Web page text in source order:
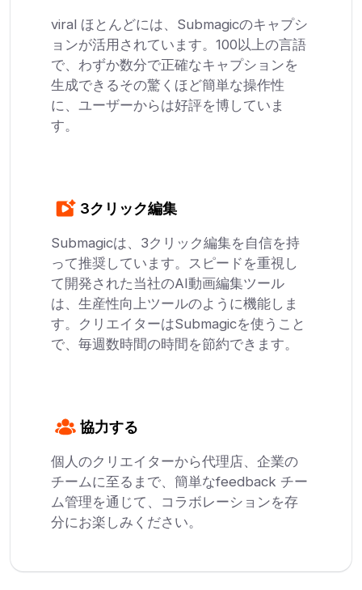
viral ほとんどには、Submagicのキャプシ
ョンが活用されています。100以上の言語
で、わずか数分で正確なキャプションを
生成できるその驚くほど簡単な操作性
に、ユーザーからは好評を博していま
す。
3クリック編集
Submagicは、3クリック編集を自信を持
って推奨しています。スピードを重視し
て開発された当社のAI動画編集ツール
は、生産性向上ツールのように機能しま
す。クリエイターはSubmagicを使うこと
で、毎週数時間の時間を節約できます。
協力する
個人のクリエイターから代理店、企業の
チームに至るまで、簡単なfeedback チー
ム管理を通じて、コラボレーションを存
分にお楽しみください。